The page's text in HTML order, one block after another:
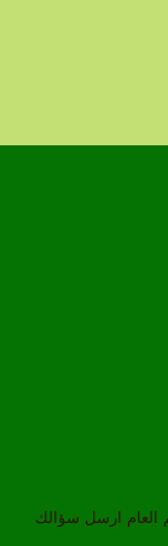
العام ارسل سؤالك